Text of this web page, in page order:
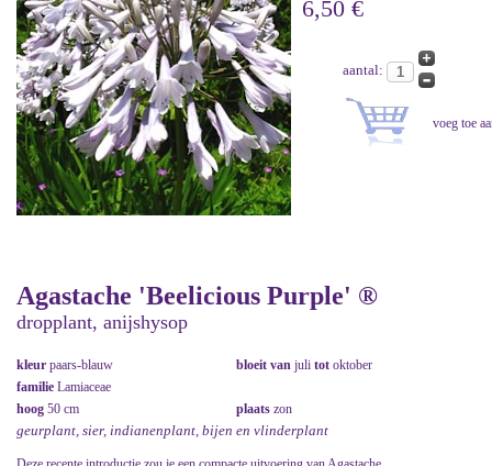
6,50 €
aantal:
Agastache 'Beelicious Purple' ®
dropplant, anijshysop
kleur paars-blauw bloeit van juli tot oktober
familie Lamiaceae
hoog 50 cm plaats zon
geurplant, sier, indianenplant, bijen en vlinderplant